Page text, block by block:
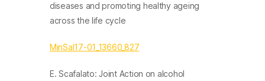
diseases and promoting healthy ageing
across the life cycle
MinSal17-01_13660_827
E. Scafalato: Joint Action on alcohol